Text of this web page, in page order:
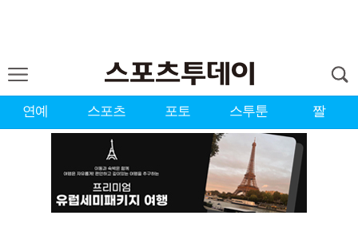
연예 스포츠 포토 스투툰 짤